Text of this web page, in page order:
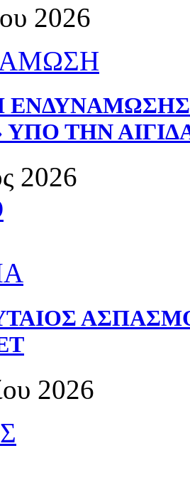
2026
ΥΠΟ ΤΗΝ
2026
2026